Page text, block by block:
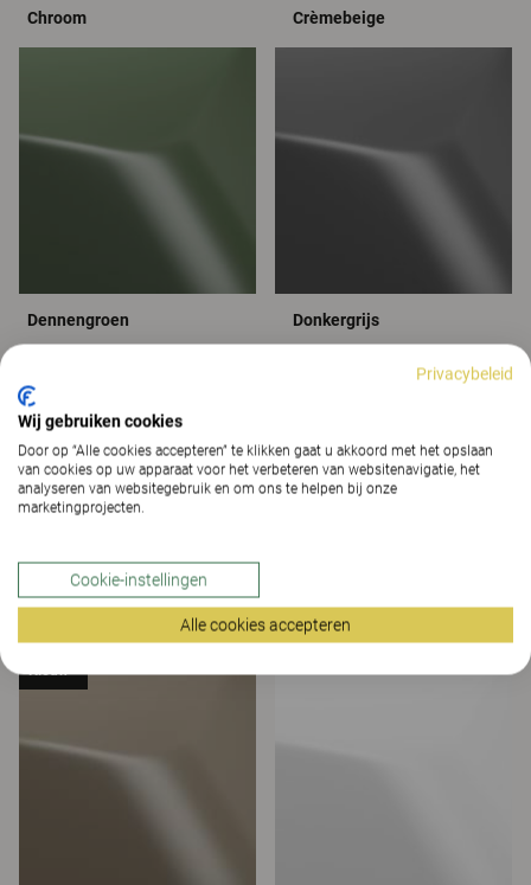
Chroom Crèmebeige
Dennengroen Donkergrijs
Nachtblauw
Nieuw
Privacybeleid
Wij gebruiken cookies
Door op “Alle cookies accepteren” te klikken gaat u akkoord met het opslaan
van cookies op uw apparaat voor het verbeteren van websitenavigatie, het
analyseren van websitegebruik en om ons te helpen bij onze
marketingprojecten.
Cookie-instellingen
Alle cookies accepteren